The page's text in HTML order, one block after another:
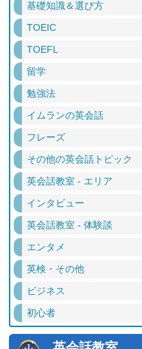
基礎知識＆選び方
TOEIC
TOEFL
留学
勉強法
イムランの英会話
フレーズ
その他の英会話トピック
英会話教室 - エリア
インタビュー
英会話教室 - 体験談
エンタメ
英検・その他
ビジネス
初心者